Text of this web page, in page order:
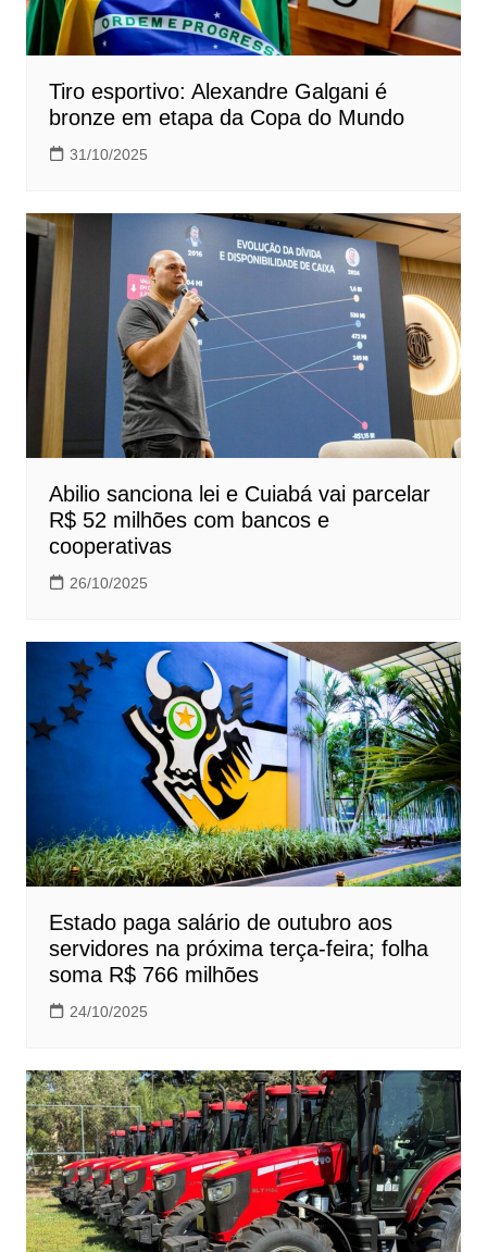
Tiro esportivo: Alexandre Galgani é
bronze em etapa da Copa do Mundo
31/10/2025
Abilio sanciona lei e Cuiabá vai parcelar
R$ 52 milhões com bancos e
cooperativas
26/10/2025
Estado paga salário de outubro aos
servidores na próxima terça-feira; folha
soma R$ 766 milhões
24/10/2025